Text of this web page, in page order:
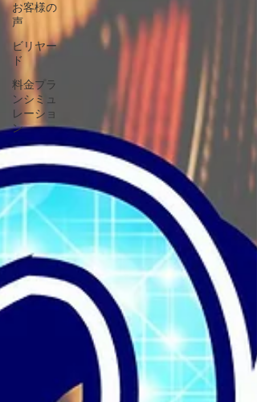
お客様の
声
ビリヤー
ド
料金プラ
ンシミュ
レーショ
ン